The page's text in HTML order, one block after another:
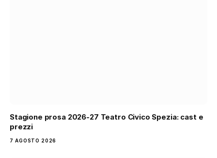
Stagione prosa 2026-27 Teatro Civico Spezia: cast e
prezzi
7 AGOSTO 2026